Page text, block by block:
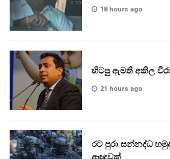
18 hours ago
හිටපු ඇමති අකිල
21 hours ago
රට පුරා සන්නද්ධ
ආඥාවක්